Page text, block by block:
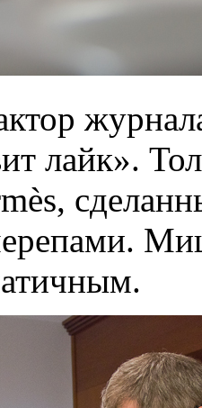
лайк».